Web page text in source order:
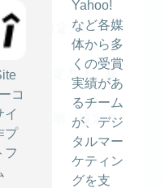
コ
イ
プ
フ
Yahoo!
など各媒
体から多
くの受賞
実績があ
るチーム
が、デジ
タルマー
ケティン
グを支
説明、設定方法、
明、設定方法、及
機能説明、設定方